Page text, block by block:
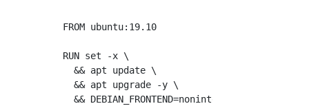
FROM ubuntu:19.10
RUN set -x \
  && apt update \
  && apt upgrade -y \
&& DEBIAN_FRONTEND=noninteractive apt